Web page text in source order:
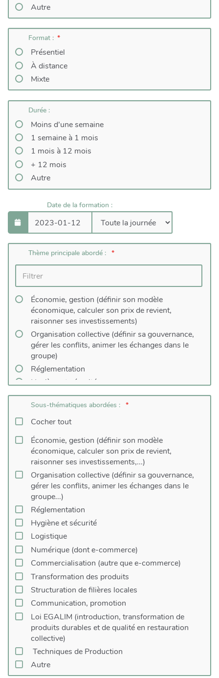
Autre
Format :
Présentiel
À distance
Mixte
Durée :
Moins d’une semaine
1 semaine à 1 mois
1 mois à 12 mois
+ 12 mois
Autre
Date de la formation :
Thème principale abordé :
Économie, gestion (définir son modèle
économique, calculer son prix de revient,
raisonner ses investissements)
Organisation collective (définir sa gouvernance,
gérer les conflits, animer les échanges dans le
groupe)
Réglementation
Hygiène et sécurité
Logistique
Numérique (dont e-commerce)
Commercialisation (autre que e-commerce)
Transformation des produits
Structuration des filières locales
Communication, promotion
Loi EGALIM (introduction, transformation de
produits durables et de qualité en restauration
collective)
Approche globale
Accompagnement d’agriculteur.trice vers la vente
en circuit court
Techniques de Production
Production agricole
Agroécologie
Agronomie
Autre
Sous-thématiques abordées :
Cocher tout
Économie, gestion (définir son modèle
économique, calculer son prix de revient,
raisonner ses investissements,...)
Organisation collective (définir sa gouvernance,
gérer les conflits, animer les échanges dans le
groupe...)
Réglementation
Hygiène et sécurité
Logistique
Numérique (dont e-commerce)
Commercialisation (autre que e-commerce)
Transformation des produits
Structuration de filières locales
Communication, promotion
Loi EGALIM (introduction, transformation de
produits durables et de qualité en restauration
collective)
Techniques de Production
Autre